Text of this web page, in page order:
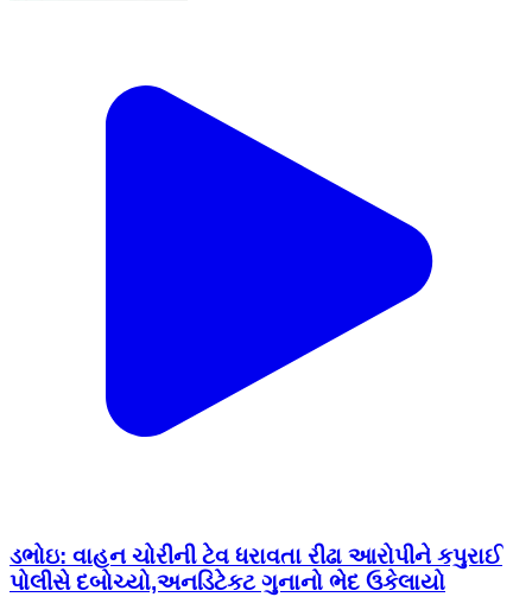
ડભોઇ: વાહન ચોરીની ટેવ ધરાવતા રીઢા આરોપીને કપુરાઈ
પોલીસે દબોચ્યો,અનડિટેકટ ગુનાનો ભેદ ઉકેલાયો